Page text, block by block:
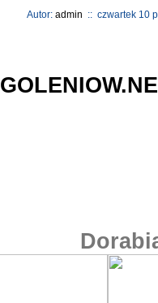
Autor: admin :: czwartek 10